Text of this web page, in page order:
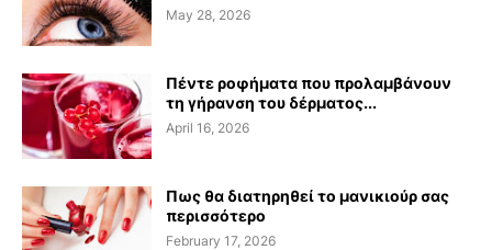
May 28, 2026
Πέντε ροφήματα που προλαμβάνουν
τη γήρανση του δέρματος...
April 16, 2026
Πως θα διατηρηθεί το μανικιούρ σας
περισσότερο
February 17, 2026